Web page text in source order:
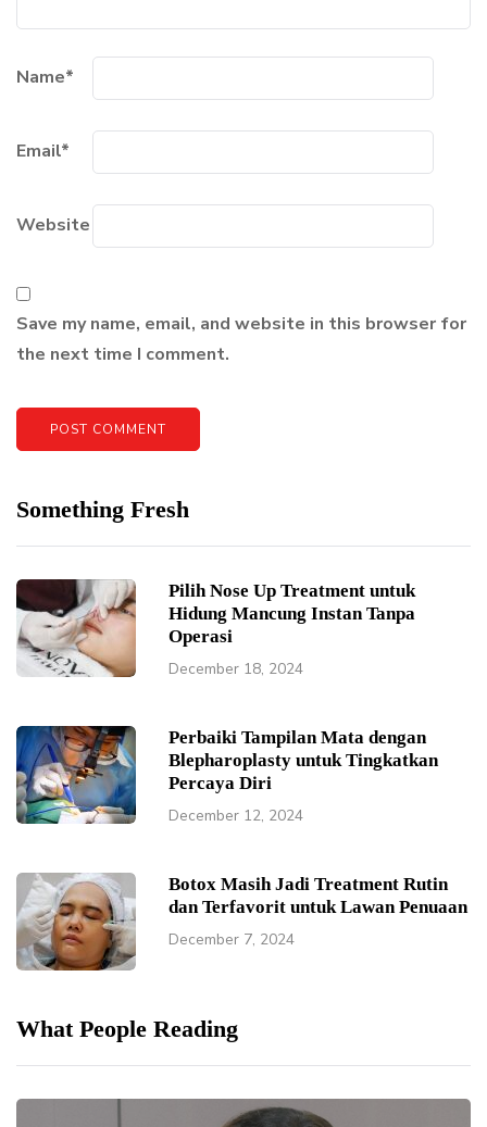
Name*
Email*
Website
Save my name, email, and website in this browser for
the next time I comment.
Something Fresh
Pilih Nose Up Treatment untuk
Hidung Mancung Instan Tanpa
Operasi
December 18, 2024
Perbaiki Tampilan Mata dengan
Blepharoplasty untuk Tingkatkan
Percaya Diri
December 12, 2024
Botox Masih Jadi Treatment Rutin
dan Terfavorit untuk Lawan Penuaan
December 7, 2024
What People Reading